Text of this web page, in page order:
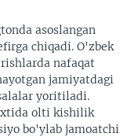
asoslangan
chiqadi. O'zbek
nafaqat
jamiyatdagi
yoritiladi.
olti kishilik
bo'ylab jamoatchi